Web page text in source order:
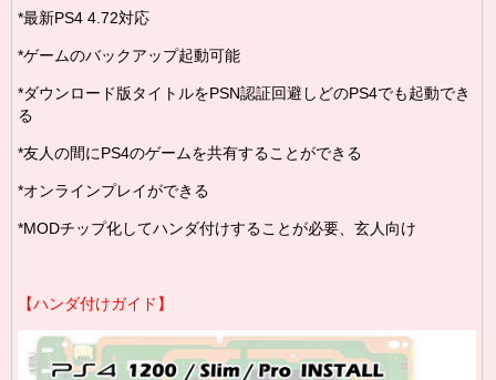
*最新PS4 4.72対応
*ゲームのバックアップ起動可能
*ダウンロード版タイトルをPSN認証回避しどのPS4でも起動でき
る
*友人の間にPS4のゲームを共有することができる
*オンラインプレイができる
*MODチップ化してハンダ付けすることが必要、玄人向け
【ハンダ付けガイド 】